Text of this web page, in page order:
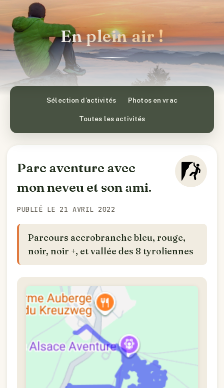
En plein air !
Sélection d’activités Photos en vrac
Toutes les activités
Parc aventure avec
mon neveu et son ami.
PUBLIÉ LE 21 AVRIL 2022
Parcours accrobranche bleu, rouge,
noir, noir +, et vallée des 8 tyroliennes